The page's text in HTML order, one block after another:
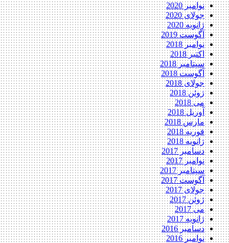
نوامبر 2020
جولای 2020
ژانویه 2020
آگوست 2019
نوامبر 2018
اکتبر 2018
سپتامبر 2018
آگوست 2018
جولای 2018
ژوئن 2018
می 2018
آوریل 2018
مارس 2018
فوریه 2018
ژانویه 2018
دسامبر 2017
نوامبر 2017
سپتامبر 2017
آگوست 2017
جولای 2017
ژوئن 2017
می 2017
ژانویه 2017
دسامبر 2016
نوامبر 2016